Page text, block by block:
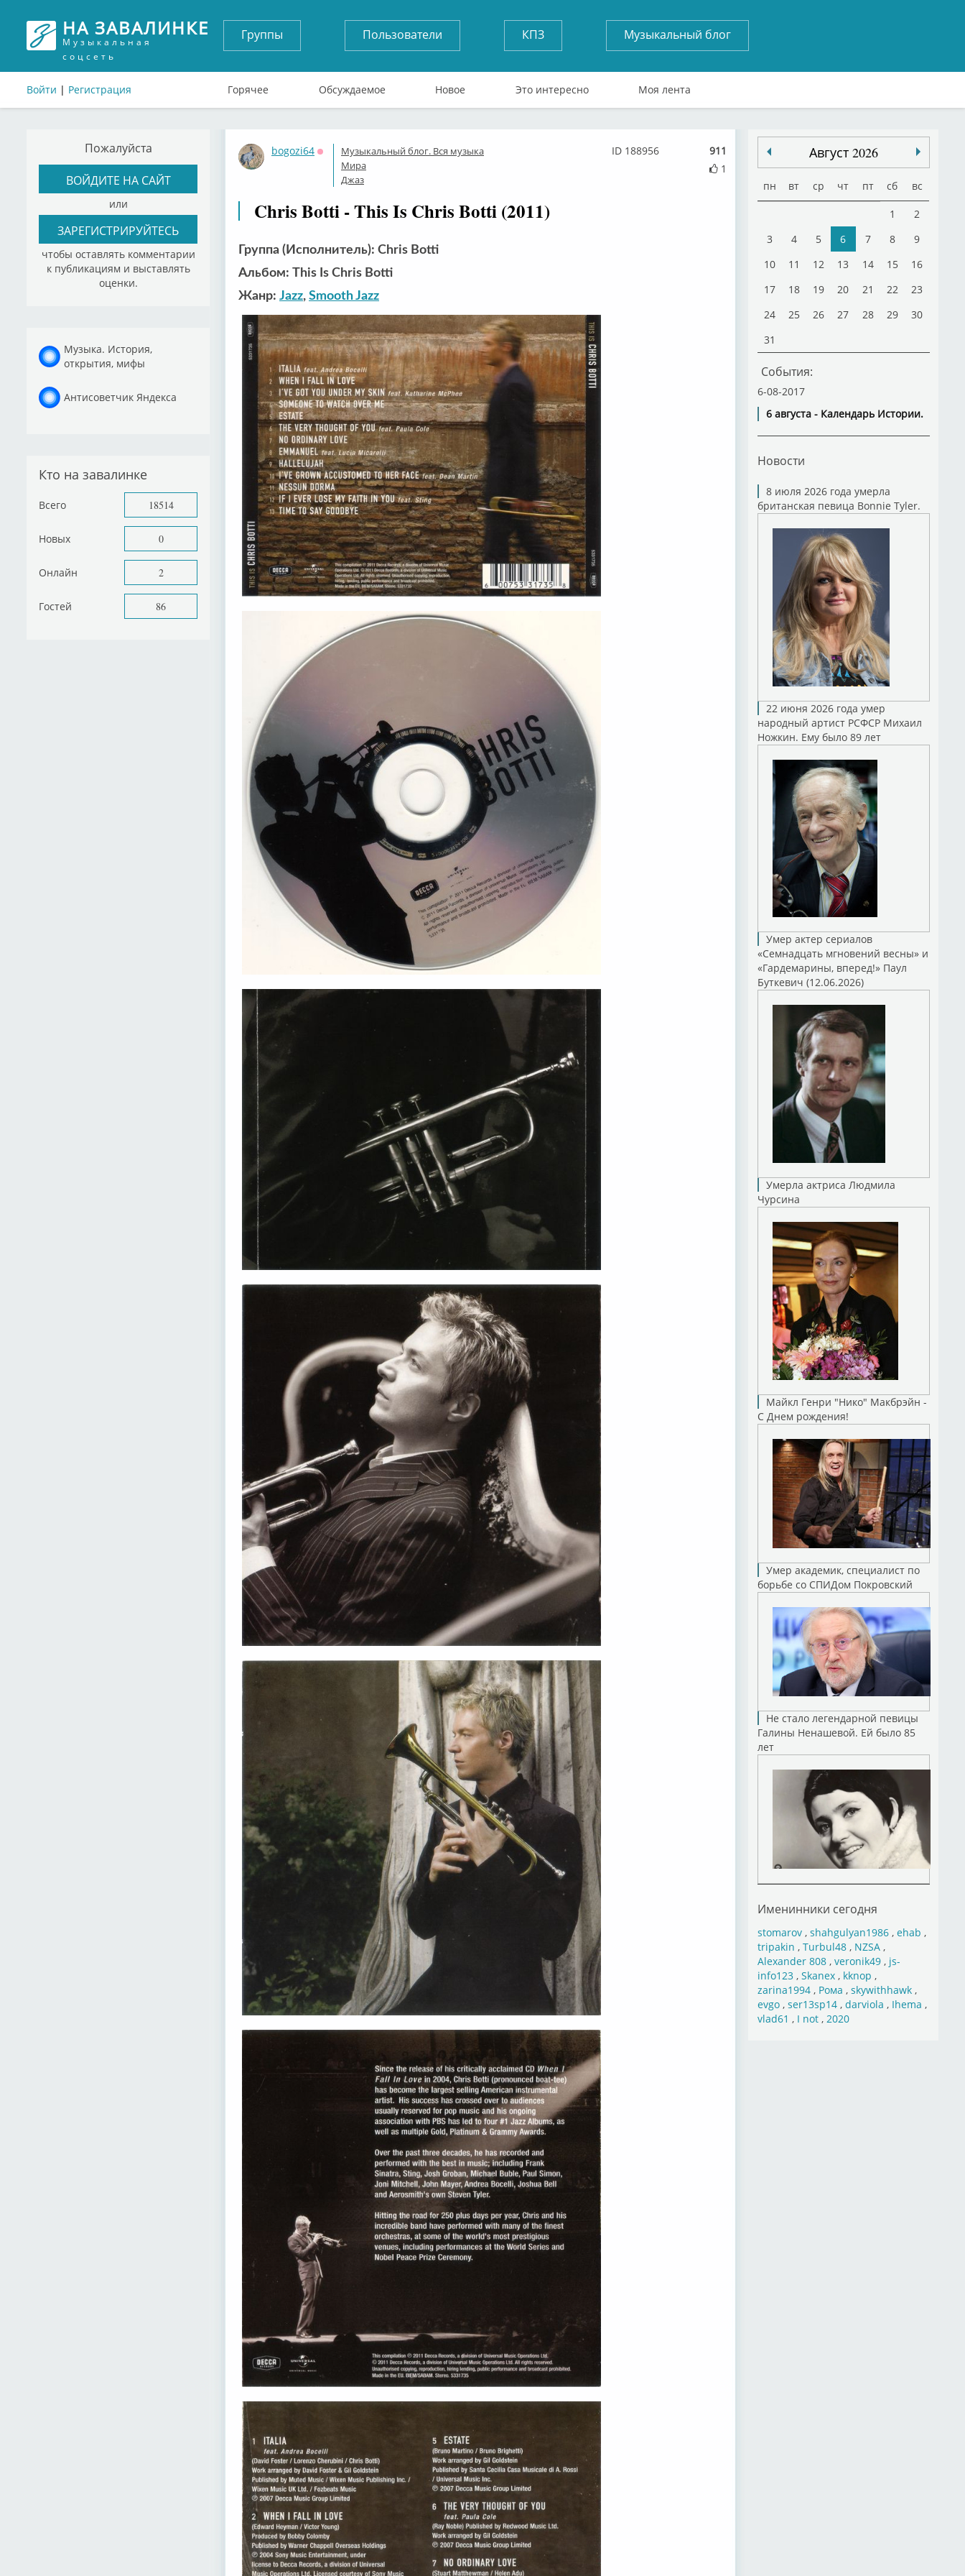
НА ЗАВАЛИНКЕ
Музыкальная
соцсеть
Войти | Регистрация
Группы Пользователи КПЗ Музыкальный блог
Горячее Обсуждаемое Новое Это интересно Моя лента
Пожалуйста
ВОЙДИТЕ НА САЙТ
или
ЗАРЕГИСТРИРУЙТЕСЬ
чтобы оставлять комментарии
к публикациям и выставлять
оценки.
Музыка. История,
открытия, мифы
Антисоветчик Яндекса
Кто на завалинке
Всего 18514
Новых 0
Онлайн 2
Гостей 86
bogozi64
Оффлайн
Музыкальный блог. Вся музыка
Мира
Джаз
911
1
ID 188956
Chris Botti - This Is Chris Botti (2011)
Группа (Исполнитель): Chris Botti
Альбом: This Is Chris Botti
Жанр: Jazz, Smooth Jazz
Август 2026
пн вт ср чт пт сб вс
1
2
3
4 5 6 7 8
9
10
11 12 13 14 15
16
17
18 19 20 21 22
23
24
25 26 27 28 29
30
31
События:
6-08-2017
6 августа - Календарь Истории.
Новости
8 июля 2026 года умерла
британская певица Bonnie Tyler.
22 июня 2026 года умер
народный артист РСФСР Михаил
Ножкин. Ему было 89 лет
Умер актер сериалов
«Семнадцать мгновений весны» и
«Гардемарины, вперед!» Паул
Буткевич (12.06.2026)
Умерла актриса Людмила
Чурсина
Майкл Генри "Нико" Макбрэйн -
С Днем рождения!
Умер академик, специалист по
борьбе со СПИДом Покровский
Не стало легендарной певицы
Галины Ненашевой. Ей было 85
лет
Именинники сегодня
stomarov, shahgulyan1986, ehab ,
tripakin , Turbul48, NZSA,
Alexander 808, veronik49, js-
info123, Skanex, kknop ,
zarina1994, Рома , skywithhawk,
evgo, ser13sp14, darviola , Ihema ,
vlad61 , I not, 2020